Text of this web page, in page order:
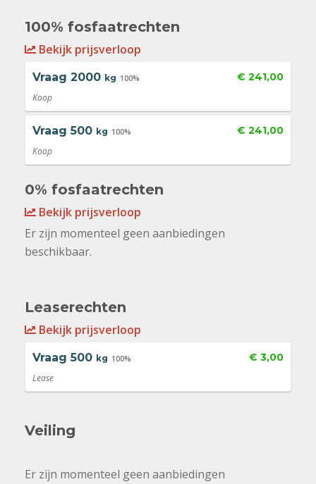
100% fosfaatrechten
Bekijk prijsverloop
Vraag 2000 kg 100% € 241,00
Koop
Vraag 500 kg 100% € 241,00
Koop
0% fosfaatrechten
Bekijk prijsverloop
Er zijn momenteel geen aanbiedingen
beschikbaar.
Leaserechten
Bekijk prijsverloop
Vraag 500 kg 100% € 3,00
Lease
Veiling
Er zijn momenteel geen aanbiedingen